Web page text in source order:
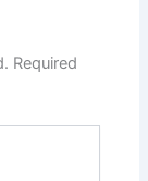
Required